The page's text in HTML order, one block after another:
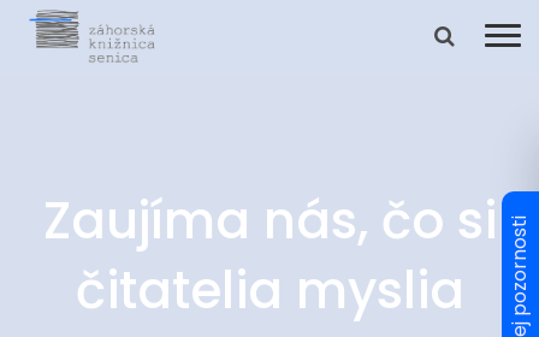
Zaujíma nás, čo si
čitatelia myslia